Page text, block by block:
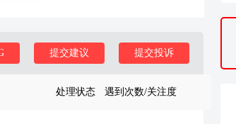
提交投诉
提交建议
处理状态 遇到次数/关注度